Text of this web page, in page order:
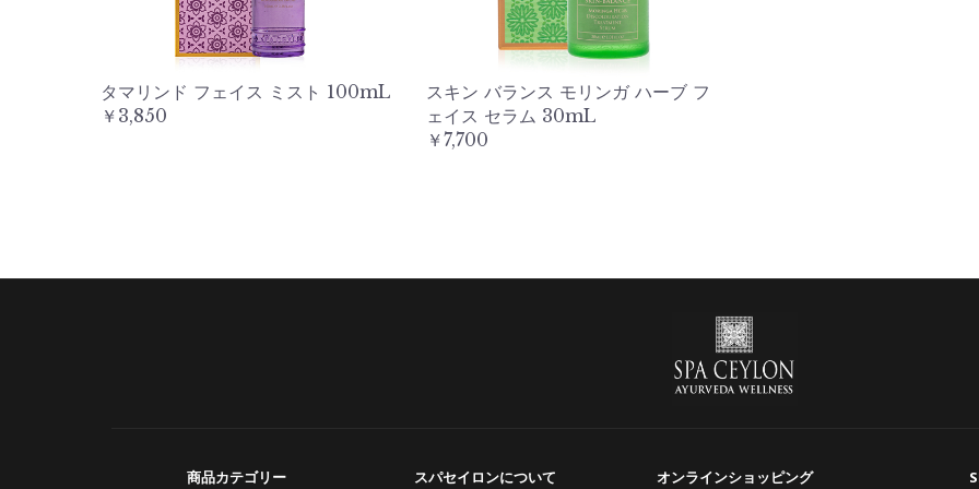
タマリンド フェイス ミスト 100mL
￥3,850
スキン バランス モリンガ ハーブ フ
ェイス セラム 30mL
￥7,700
商品カテゴリー スパセイロンについて オンラインショッピング